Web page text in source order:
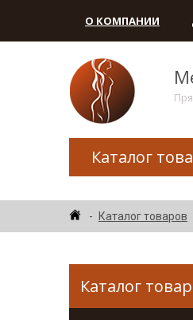
О КОМПАНИИ
Каталог
Каталог товаров
Каталог